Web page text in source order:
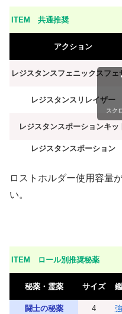
ITEM 共通推奨
アクション
レジスタンスフェニックスフェ
レジスタンスリレイザー
レジスタンスポーションキッ
レジスタンスポーション
スク
ロストホルダー使用容量
い。
ITEM ロール別推奨秘薬
秘薬・霊薬 サイズ
闘士の秘薬 4